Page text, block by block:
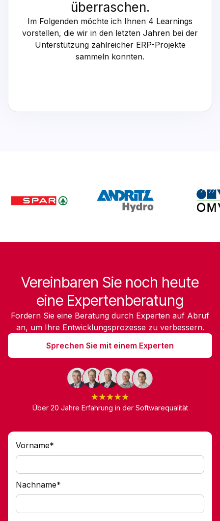
überraschen.‍
Im Folgenden möchte ich Ihnen 4 Learnings
vorstellen, die wir in den letzten Jahren bei der
Unterstützung zahlreicher ERP-Projekte
sammeln konnten.
Vereinbaren Sie noch heute
eine Expertenberatung
Fordern Sie eine Beratung durch Experten auf Abruf
an, um Ihre Entwicklungsprozesse zu verbessern.
Sprechen Sie mit einem Experten
Über 20 Jahre Erfahrung in der Softwarequalität
Vorname*
Nachname*